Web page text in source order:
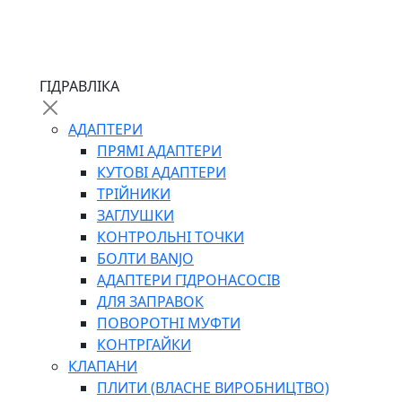
СИЛОВІ
ДРОТЯНІ
ПРУЖИННІ
НЕЙЛОНОВІ
ПРОРЕЗИНЕНІ
АВТОТОВАРИ
АВТОХІМІЯ
ДОМКРАТИ
ГІДРАВЛІКА
АДАПТЕРИ
ПРЯМІ АДАПТЕРИ
КУТОВІ АДАПТЕРИ
ТРІЙНИКИ
ЗАГЛУШКИ
КОНТРОЛЬНІ ТОЧКИ
БОЛТИ BANJO
АДАПТЕРИ ГІДРОНАСОСІВ
ДЛЯ ЗАПРАВОК
ПОВОРОТНІ МУФТИ
КОНТРГАЙКИ
КЛАПАНИ
ПЛИТИ (ВЛАСНЕ ВИРОБНИЦТВО)